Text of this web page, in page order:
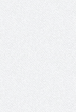
LX 500d